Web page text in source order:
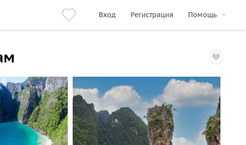
Вход Регистрация Помощь